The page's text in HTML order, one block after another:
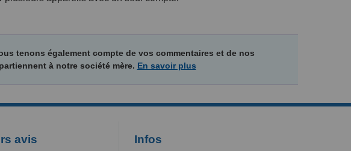
tenons également compte de vos commentaires et de nos
à notre société mère. En savoir plus
avis Infos